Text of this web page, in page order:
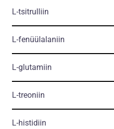
L-tsitrulliin
L-fenüülalaniin
L-glutamiin
L-treoniin
L-histidiin